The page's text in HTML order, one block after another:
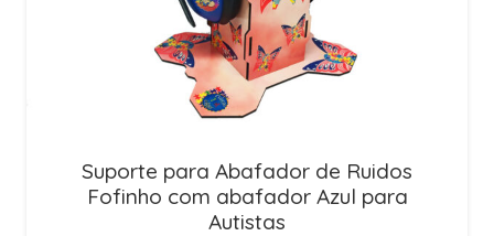
Suporte para Abafador de Ruidos
Fofinho com abafador Azul para
Autistas